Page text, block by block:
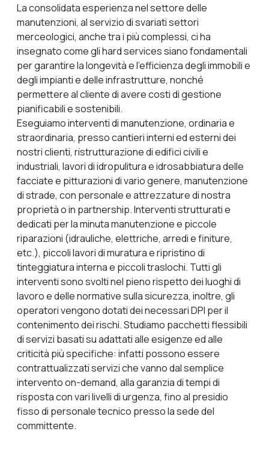
La consolidata esperienza nel settore delle
manutenzioni, al servizio di svariati settori
merceologici, anche tra i più complessi, ci ha
insegnato come gli hard services siano fondamentali
per garantire la longevità e l’efficienza degli immobili e
degli impianti e delle infrastrutture, nonché
permettere al cliente di avere costi di gestione
pianificabili e sostenibili.
Eseguiamo interventi di manutenzione, ordinaria e
straordinaria, presso cantieri interni ed esterni dei
nostri clienti, ristrutturazione di edifici civili e
industriali, lavori di idropulitura e idrosabbiatura delle
facciate e pitturazioni di vario genere, manutenzione
di strade, con personale e attrezzature di nostra
proprietà o in partnership. Interventi strutturati e
dedicati per la minuta manutenzione e piccole
riparazioni (idrauliche, elettriche, arredi e finiture,
etc.), piccoli lavori di muratura e ripristino di
tinteggiatura interna e piccoli traslochi. Tutti gli
interventi sono svolti nel pieno rispetto dei luoghi di
lavoro e delle normative sulla sicurezza, inoltre, gli
operatori vengono dotati dei necessari DPI per il
contenimento dei rischi. Studiamo pacchetti flessibili
di servizi basati su adattati alle esigenze ed alle
criticità più specifiche: infatti possono essere
contrattualizzati servizi che vanno dal semplice
intervento on-demand, alla garanzia di tempi di
risposta con vari livelli di urgenza, fino al presidio
fisso di personale tecnico presso la sede del
committente.